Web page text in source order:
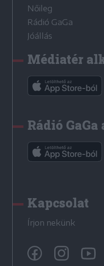
Nőileg
Rádió GaGa
Jóállás
Médiatér
Rádió
Kapcsolat
Írjon nekünk